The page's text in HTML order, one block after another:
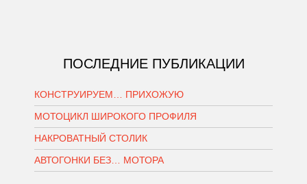
ПОСЛЕДНИЕ ПУБЛИКАЦИИ
КОНСТРУИРУЕМ… ПРИХОЖУЮ
МОТОЦИКЛ ШИРОКОГО ПРОФИЛЯ
НАКРОВАТНЫЙ СТОЛИК
АВТОГОНКИ БЕЗ… МОТОРА